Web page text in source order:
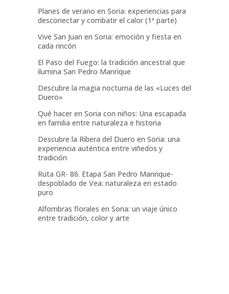
Planes de verano en Soria: experiencias para
desconectar y combatir el calor (1ª parte)
Vive San Juan en Soria: emoción y fiesta en
cada rincón
El Paso del Fuego: la tradición ancestral que
ilumina San Pedro Manrique
Descubre la magia nocturna de las «Luces del
Duero»
Qué hacer en Soria con niños: Una escapada
en familia entre naturaleza e historia
Descubre la Ribera del Duero en Soria: una
experiencia auténtica entre viñedos y
tradición
Ruta GR- 86. Etapa San Pedro Manrique-
despoblado de Vea: naturaleza en estado
puro
Alfombras florales en Soria: un viaje único
entre tradición, color y arte